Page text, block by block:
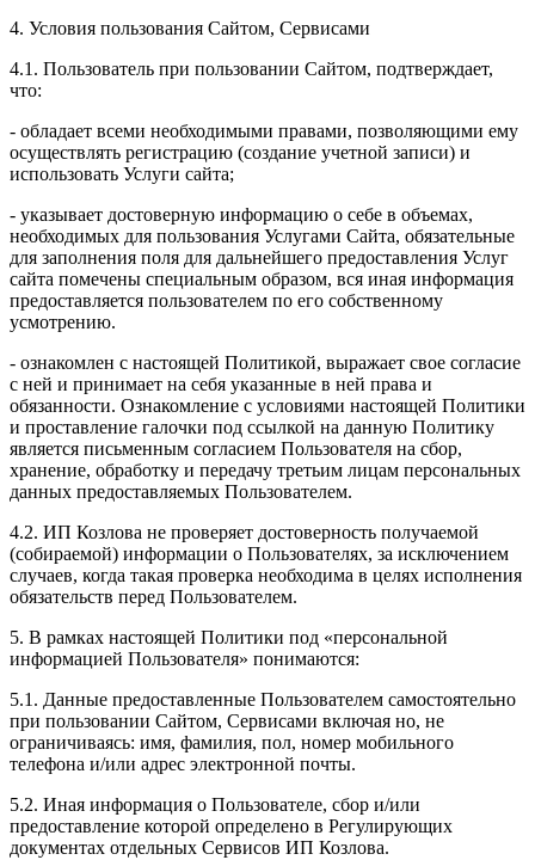
4. Условия пользования Сайтом, Сервисами
4.1. Пользователь при пользовании Сайтом, подтверждает,
что:
- обладает всеми необходимыми правами, позволяющими ему
осуществлять регистрацию (создание учетной записи) и
использовать Услуги сайта;
- указывает достоверную информацию о себе в объемах,
необходимых для пользования Услугами Сайта, обязательные
для заполнения поля для дальнейшего предоставления Услуг
сайта помечены специальным образом, вся иная информация
предоставляется пользователем по его собственному
усмотрению.
- ознакомлен с настоящей Политикой, выражает свое согласие
с ней и принимает на себя указанные в ней права и
обязанности. Ознакомление с условиями настоящей Политики
и проставление галочки под ссылкой на данную Политику
является письменным согласием Пользователя на сбор,
хранение, обработку и передачу третьим лицам персональных
данных предоставляемых Пользователем.
4.2. ИП Козлова не проверяет достоверность получаемой
(собираемой) информации о Пользователях, за исключением
случаев, когда такая проверка необходима в целях исполнения
обязательств перед Пользователем.
5. В рамках настоящей Политики под «персональной
информацией Пользователя» понимаются:
5.1. Данные предоставленные Пользователем самостоятельно
при пользовании Сайтом, Сервисами включая но, не
ограничиваясь: имя, фамилия, пол, номер мобильного
телефона и/или адрес электронной почты.
5.2. Иная информация о Пользователе, сбор и/или
предоставление которой определено в Регулирующих
документах отдельных Сервисов ИП Козлова.